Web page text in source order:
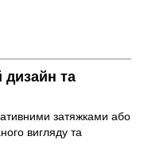
дизайн та
затяжками або
вигляду та